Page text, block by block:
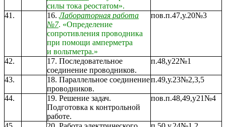
силы тока реостатом».
41. 16.Лабораторная работа
№7. «Определение
сопротивления проводника
при помощи амперметра
и вольтметра.»
пов.п.47,у.20№3
42.
17. Последовательное
соединение проводников.
п.48,у22№1
43.
18. Параллельное соединение
проводников.
п.49,у.23№2,3,5
44.
19. Решение задач.
Подготовка к контрольной
работе.
пов.п.48,49,у21№4